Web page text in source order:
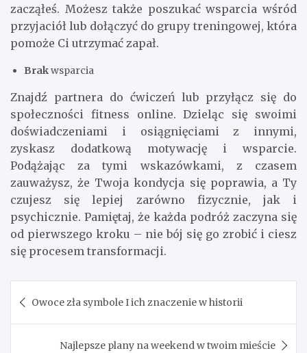
zacząłeś. Możesz także poszukać wsparcia wśród
przyjaciół lub dołączyć do grupy treningowej, która
pomoże Ci utrzymać zapał.
Brakwsparcia
Znajdź partnera do ćwiczeń lub przyłącz się do
społeczności fitness online. Dzieląc się swoimi
doświadczeniami i osiągnięciami z innymi,
zyskasz dodatkową motywację i wsparcie.
Podążając za tymi wskazówkami, z czasem
zauważysz, że Twoja kondycja się poprawia, a Ty
czujesz się lepiej zarówno fizycznie, jak i
psychicznie. Pamiętaj, że każda podróż zaczyna się
od pierwszego kroku – nie bój się go zrobić i ciesz
się procesem transformacji.
wpisu
Owoce zła symbole I ich znaczenie w historii
Najlepsze plany na weekend w twoim mieście